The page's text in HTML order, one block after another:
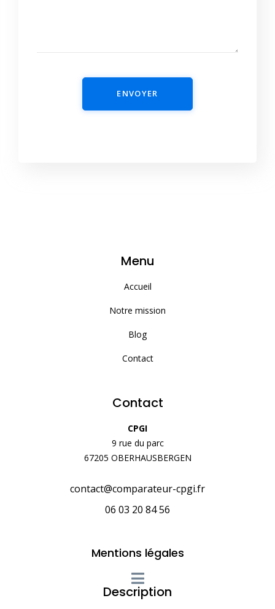
ENVOYER
Menu
Accueil
Notre mission
Blog
Contact
Contact
CPGI
9 rue du parc
67205 OBERHAUSBERGEN
contact@comparateur-cpgi.fr
06 03 20 84 56
Mentions légales
Description